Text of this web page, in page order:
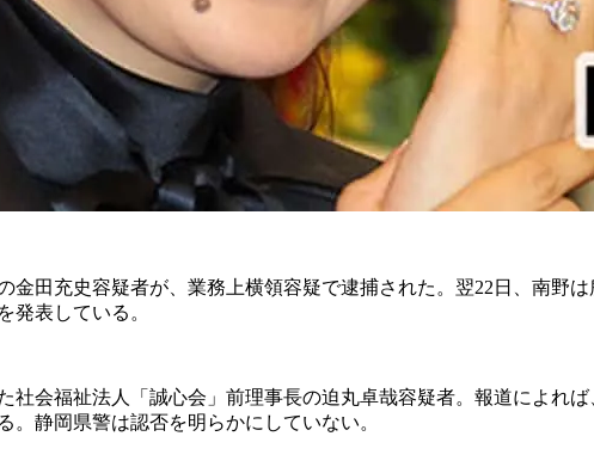
田充史容疑者が、業務上横領容疑で逮捕された。翌22日、南野
発表している。
会福祉法人「誠心会」前理事長の迫丸卓哉容疑者。報道によれ
静岡県警は認否を明らかにしていない。